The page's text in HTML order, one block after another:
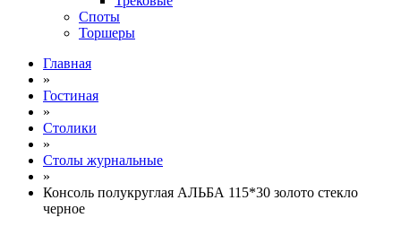
Споты
Торшеры
Главная
»
Гостиная
»
Столики
»
Столы журнальные
»
Консоль полукруглая АЛЬБА 115*30 золото стекло
черное